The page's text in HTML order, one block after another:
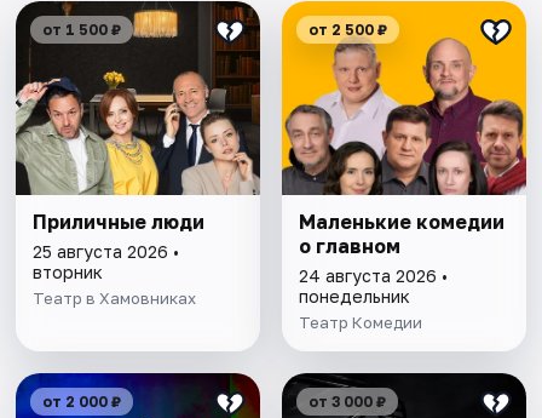
от 1 500 ₽
Приличные люди
25 августа 2026 •
вторник
Театр в Хамовниках
от 2 500 ₽
Маленькие комедии
о главном
24 августа 2026 •
понедельник
Театр Комедии
от 2 000 ₽ от 3 000 ₽